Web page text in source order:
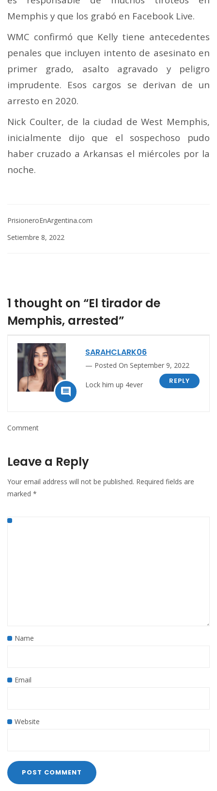
Memphis y que los grabó en Facebook Live.
WMC confirmó que Kelly tiene antecedentes
penales que incluyen intento de asesinato en
primer grado, asalto agravado y peligro
imprudente. Esos cargos se derivan de un
arresto en 2020.
Nick Coulter, de la ciudad de West Memphis,
inicialmente dijo que el sospechoso pudo
haber cruzado a Arkansas el miércoles por la
noche.
PrisioneroEnArgentina.com
Setiembre 8, 2022
1 thought on “El tirador de
Memphis, arrested”

SARAHCLARK06
Posted On September 9, 2022
REPLY
Lock him up 4ever
Comment
Leave a Reply
Your email address will not be published. Required fields are
marked *
Name
Email
Website